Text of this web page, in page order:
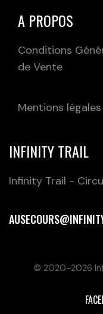
A PROPOS
Conditions
de Vente
Mentions légales
INFINITY TRAIL
Infinity Trail -
© 2020-2026